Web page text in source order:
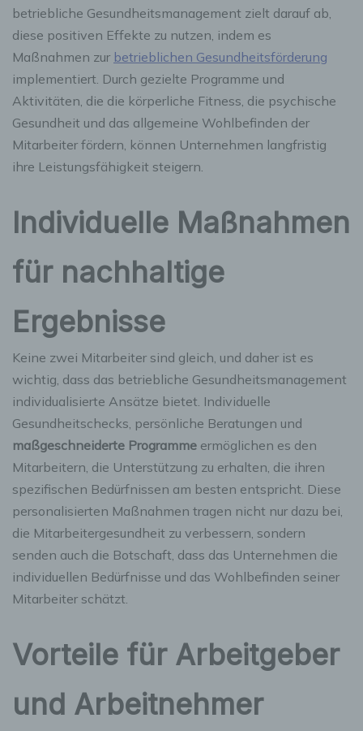
betriebliche Gesundheitsmanagement zielt darauf ab,
diese positiven Effekte zu nutzen, indem es
Maßnahmen zur betrieblichen Gesundheitsförderung
implementiert. Durch gezielte Programme und
Aktivitäten, die die körperliche Fitness, die psychische
Gesundheit und das allgemeine Wohlbefinden der
Mitarbeiter fördern, können Unternehmen langfristig
ihre Leistungsfähigkeit steigern.
Individuelle Maßnahmen
für nachhaltige
Ergebnisse
Keine zwei Mitarbeiter sind gleich, und daher ist es
wichtig, dass das betriebliche Gesundheitsmanagement
individualisierte Ansätze bietet. Individuelle
Gesundheitschecks, persönliche Beratungen und
maßgeschneiderte Programme ermöglichen es den
Mitarbeitern, die Unterstützung zu erhalten, die ihren
spezifischen Bedürfnissen am besten entspricht. Diese
personalisierten Maßnahmen tragen nicht nur dazu bei,
die Mitarbeitergesundheit zu verbessern, sondern
senden auch die Botschaft, dass das Unternehmen die
individuellen Bedürfnisse und das Wohlbefinden seiner
Mitarbeiter schätzt.
Vorteile für Arbeitgeber
und Arbeitnehmer